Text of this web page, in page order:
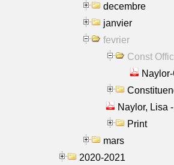
decembre
janvier
fevrier
Const
Naylor, Lisa
Print
mars
2020-2021